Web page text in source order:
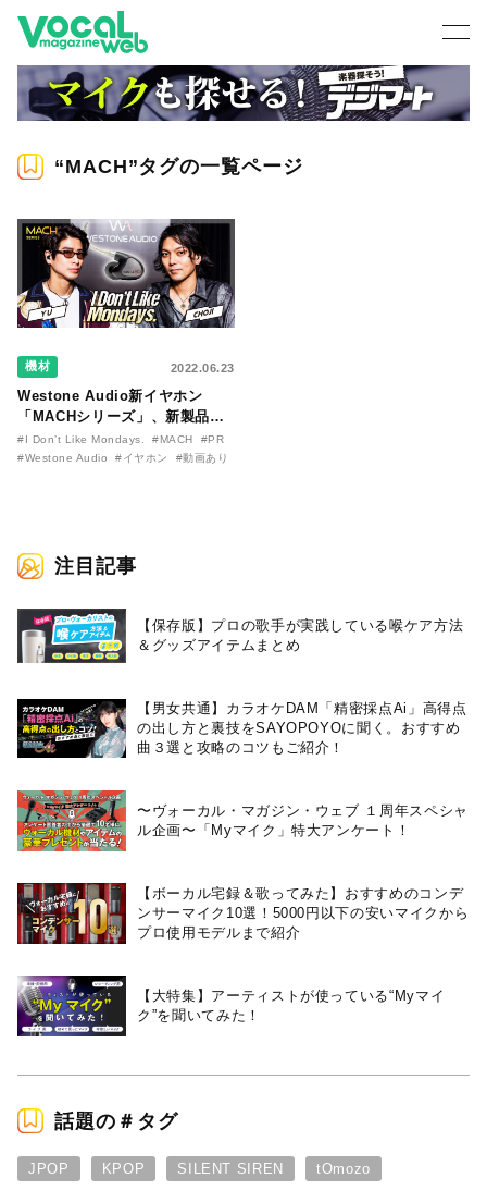
“MACH”タグの一覧ページ
機材 2022.06.23
Westone Audio新イヤホン
「MACHシリーズ」、新製品発
表会レポート YU&CHOJI（I
Don’t Like Mondays.）も賞賛
#I Don’t Like Mondays. #MACH
#PR
#Westone Audio
#イヤホン #動画あり
注目記事
【保存版】プロの歌手が実践している喉ケア⽅法
＆グッズアイテムまとめ
【男女共通】カラオケDAM「精密採点Ai」高得点
の出し方と裏技をSAYOPOYOに聞く。おすすめ
曲３選と攻略のコツもご紹介！
〜ヴォーカル・マガジン・ウェブ １周年スペシャ
ル企画〜「Myマイク」特大アンケート！
【ボーカル宅録＆歌ってみた】おすすめのコンデ
ンサーマイク10選！5000円以下の安いマイクから
プロ使用モデルまで紹介
【大特集】アーティストが使っている“Myマイ
ク”を聞いてみた！
話題の＃タグ
JPOP KPOP SILENT SIREN tOmozo